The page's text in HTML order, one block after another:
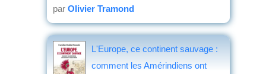
par Olivier Tramond
L'Europe, ce continent sauvage :
comment les Amérindiens ont